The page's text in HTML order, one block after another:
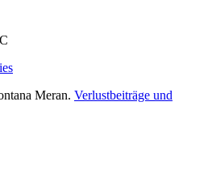
Meran. Verlustbeiträge und